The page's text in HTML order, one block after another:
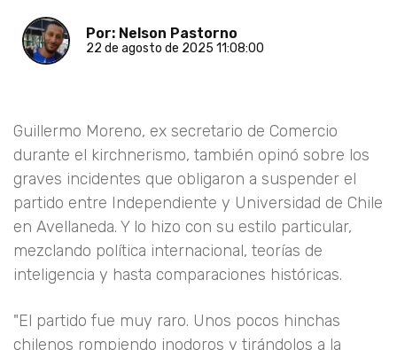
Por: Nelson Pastorno
22 de agosto de 2025 11:08:00
Guillermo Moreno, ex secretario de Comercio
durante el kirchnerismo, también opinó sobre los
graves incidentes que obligaron a suspender el
partido entre Independiente y Universidad de Chile
en Avellaneda. Y lo hizo con su estilo particular,
mezclando política internacional, teorías de
inteligencia y hasta comparaciones históricas.
"El partido fue muy raro. Unos pocos hinchas
chilenos rompiendo inodoros y tirándolos a la